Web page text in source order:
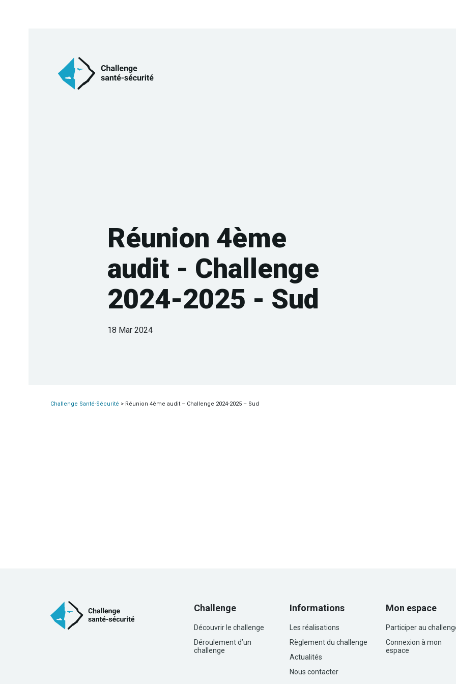
Réunion 4ème
audit - Challenge
2024-2025 - Sud
18 Mar 2024
Challenge Santé-Sécurité > Réunion 4ème audit – Challenge 2024-2025 – Sud
Challenge
Découvrir le challenge
Déroulement d’un
challenge
Informations
Les réalisations
Règlement du challenge
Actualités
Nous contacter
Mon espace
Participer au
Connexion à mon
espace